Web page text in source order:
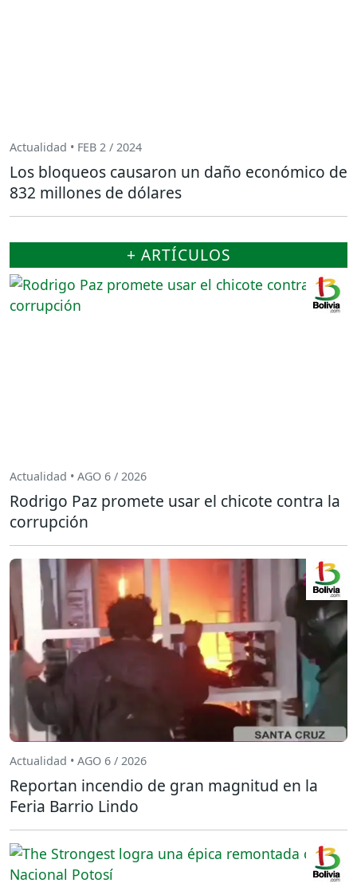
Actualidad • FEB 2 / 2024
Los bloqueos causaron un daño económico de
832 millones de dólares
+ ARTÍCULOS
Actualidad • AGO 6 / 2026
Rodrigo Paz promete usar el chicote contra la
corrupción
Actualidad • AGO 6 / 2026
Reportan incendio de gran magnitud en la
Feria Barrio Lindo